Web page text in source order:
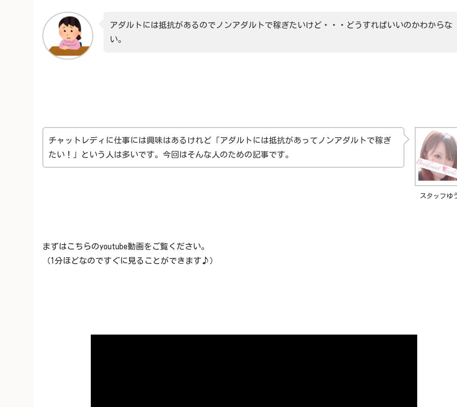
アダルトには抵抗があるのでノンアダルトで稼ぎたいけど・・・どうすればいいのかわからな
い。
スタッフゆ
チャットレディに仕事には興味はあるけれど「アダルトには抵抗があってノンアダルトで稼ぎ
たい！」という人は多いです。今回はそんな人のための記事です。
まずはこちらのyoutube動画をご覧ください。
（1分ほどなのですぐに見ることができます♪）